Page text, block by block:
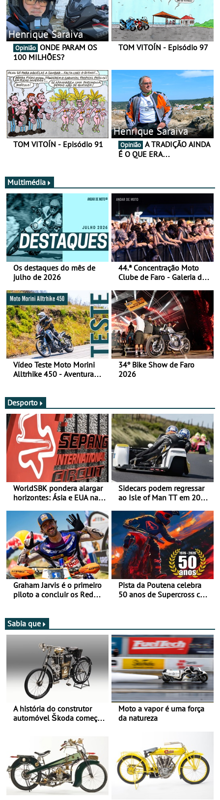
Henrique Saraiva
Opinião
100 MILHÕES?
TOM VITOÍN - Episódio 97
TOM VITOÍN - Episódio 91
Henrique Saraiva
Opinião
É O QUE ERA…
Multimédia
Os destaques do mês de
julho de 2026
44.ª Concentração Moto
Clube de Faro - Galeria de
Vídeo Teste Moto Morini
Alltrhike 450 - Aventura
34º Bike Show de Faro
2026
Desporto
WorldSBK pondera alargar
horizontes: Ásia e EUA na
Sidecars podem regressar
ao Isle of Man TT em 2027
Graham Jarvis é o primeiro
piloto a concluir os Red
Pista da Poutena celebra
50 anos de Supercross com
Sabia que
A história do construtor
automóvel Škoda começou
Moto a vapor é uma força
da natureza